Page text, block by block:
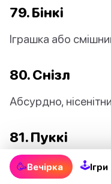
79. Бінкі
Іграшка або
80. Снізл
Абсурдно,
81. Пуккі
Абсурдно, коротко
🥳Вечірка 🕹Ігри